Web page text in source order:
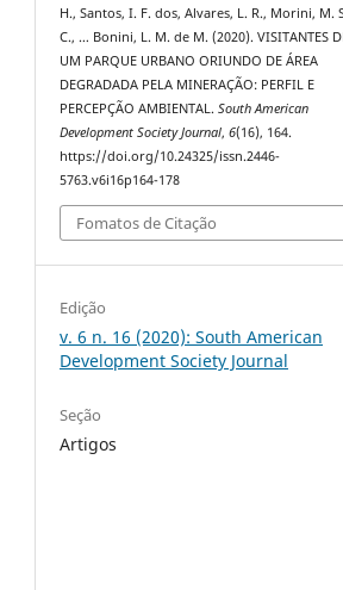
H., Santos, I. F. dos, Alvares, L. R., Morini, M.
C., … Bonini, L. M. de M. (2020). VISITANTES
UM PARQUE URBANO ORIUNDO DE ÁREA
DEGRADADA PELA MINERAÇÃO: PERFIL E
PERCEPÇÃO AMBIENTAL.South American
Development Society Journal,6(16), 164.
https://doi.org/10.24325/issn.2446-
5763.v6i16p164-178
Fomatos de Citação
Edição
v. 6 n. 16 (2020): South American
Development Society Journal
Seção
Artigos